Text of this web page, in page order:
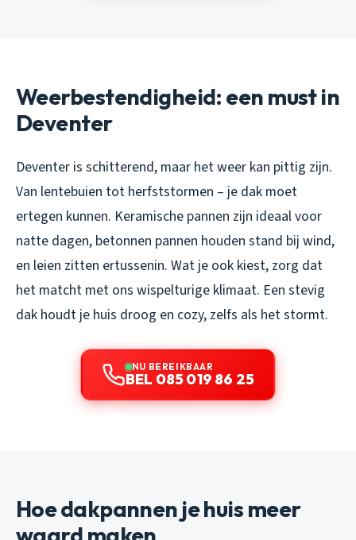
Weerbestendigheid: een must in
Deventer
Deventer is schitterend, maar het weer kan pittig zijn.
Van lentebuien tot herfststormen – je dak moet
ertegen kunnen. Keramische pannen zijn ideaal voor
natte dagen, betonnen pannen houden stand bij wind,
en leien zitten ertussenin. Wat je ook kiest, zorg dat
het matcht met ons wispelturige klimaat. Een stevig
dak houdt je huis droog en cozy, zelfs als het stormt.
NU BEREIKBAAR
BEL 085 019 86 25
Hoe dakpannen je huis meer